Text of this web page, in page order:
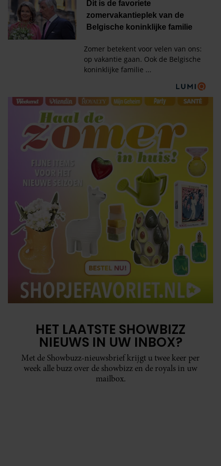
HET LAATSTE SHOWBIZZ
NIEUWS IN UW INBOX?
Met de Showbuzz-nieuwsbrief krijgt u twee keer per
week alle buzz over de showbizz en de royals in uw
mailbox.